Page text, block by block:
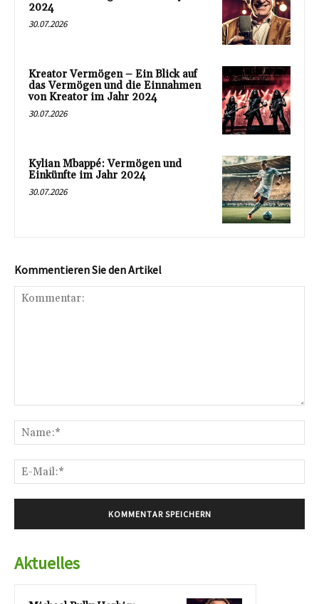
2024
30.07.2026
Kreator Vermögen – Ein Blick auf
das Vermögen und die Einnahmen
von Kreator im Jahr 2024
30.07.2026
Kylian Mbappé: Vermögen und
Einkünfte im Jahr 2024
30.07.2026
Kommentieren Sie den Artikel
Aktuelles